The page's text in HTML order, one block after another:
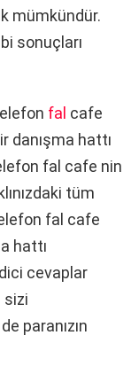
mümkündür.
sonuçları
fal cafe
danışma hattı
fal cafe nin
tüm
fal cafe
hattı
cevaplar
sizi
paranızın